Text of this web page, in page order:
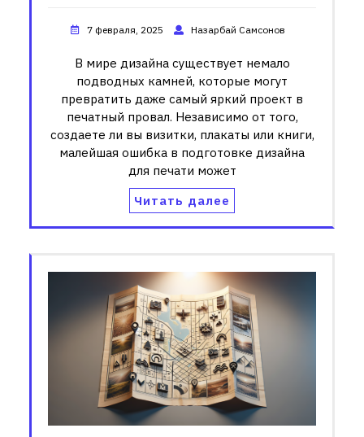
7 февраля, 2025 Назарбай Самсонов
В мире дизайна существует немало
подводных камней, которые могут
превратить даже самый яркий проект в
печатный провал. Независимо от того,
создаете ли вы визитки, плакаты или книги,
малейшая ошибка в подготовке дизайна
для печати может
Читать далее